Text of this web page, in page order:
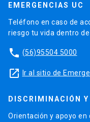
EMERGENCIAS UC
Teléfono en caso de
riesgo tu vida dentro
phone (56)95504 5000
launch Ir al sitio de
DISCRIMINACIÓN
Orientación y apoyo en